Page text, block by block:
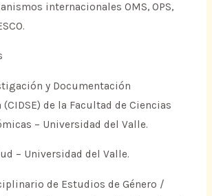
internacionales OMS, OPS,
y Documentación
de la Facultad de Ciencias
– Universidad del Valle.
– Universidad del Valle.
de Estudios de Género /